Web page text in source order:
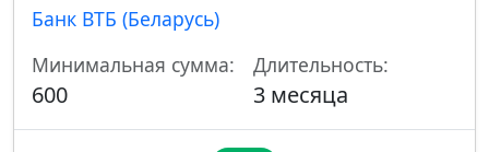
Банк ВТБ (Беларусь)
Минимальная сумма:
600
Длительность:
3 месяца